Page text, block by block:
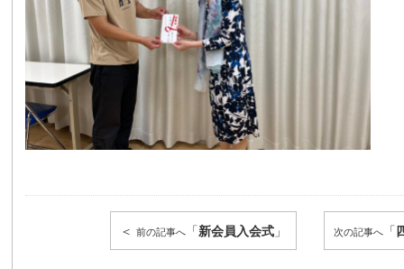
＜ 前の記事へ 「 新会員入会式 」 次の記事へ 「